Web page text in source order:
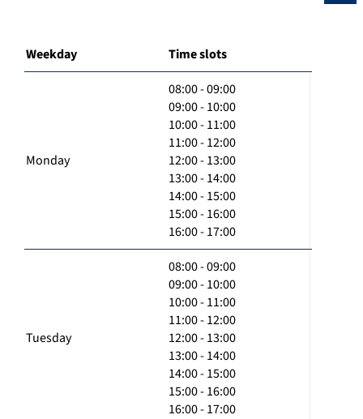
Weekday Time slots
Monday
08:00 - 09:00
09:00 - 10:00
10:00 - 11:00
11:00 - 12:00
12:00 - 13:00
13:00 - 14:00
14:00 - 15:00
15:00 - 16:00
16:00 - 17:00
Tuesday
08:00 - 09:00
09:00 - 10:00
10:00 - 11:00
11:00 - 12:00
12:00 - 13:00
13:00 - 14:00
14:00 - 15:00
15:00 - 16:00
16:00 - 17:00